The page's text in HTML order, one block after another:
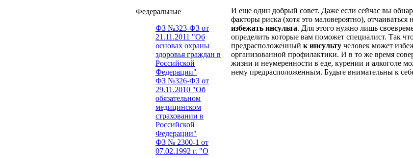
Федеральные
ФЗ №323-ФЗ от
21.11.2011 "Об
основах охраны
здоровья граждан в
Российской
Федерации"
ФЗ №326-ФЗ от
29.11.2010 "Об
обязательном
медицинском
страховании в
Российской
Федерации"
ФЗ № 2300-1 от
07.02.1992 г. "О
И еще один добрый совет. Даже если сейчас вы
факторы риска (хотя это маловероятно), отчаиваться
избежать инсульта. Для этого нужно лишь
определить которые вам поможет специалист. Так
предрасположенный к инсульту человек может
организованной профилактики. И в то же время
жизни и неумеренности в еде, курении и алкоголе
нему предрасположенным. Будьте внимательны к